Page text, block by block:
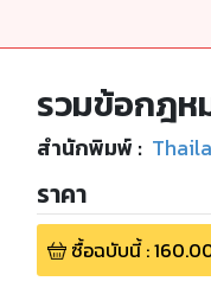
รวมข้อกฎ
สำนักพิมพ์ :
ราคา
ซื้อฉบับนี้: